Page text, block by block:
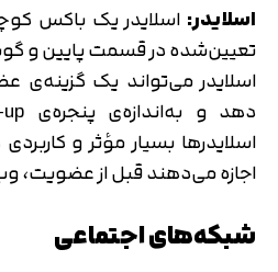
اسلایدر: اسلایدر یک باکس
تعیین‌شده در قسمت پایین و
اسلایدر می‌تواند یک گزینه‌ی
اسلایدرها بسیار مؤثر و
اجازه می‌دهند قبل از عضویت،
شبکه‌های اجتماعی